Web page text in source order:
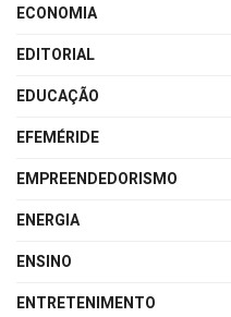
ECONOMIA
EDITORIAL
EDUCAÇÃO
EFEMÉRIDE
EMPREENDEDORISMO
ENERGIA
ENSINO
ENTRETENIMENTO